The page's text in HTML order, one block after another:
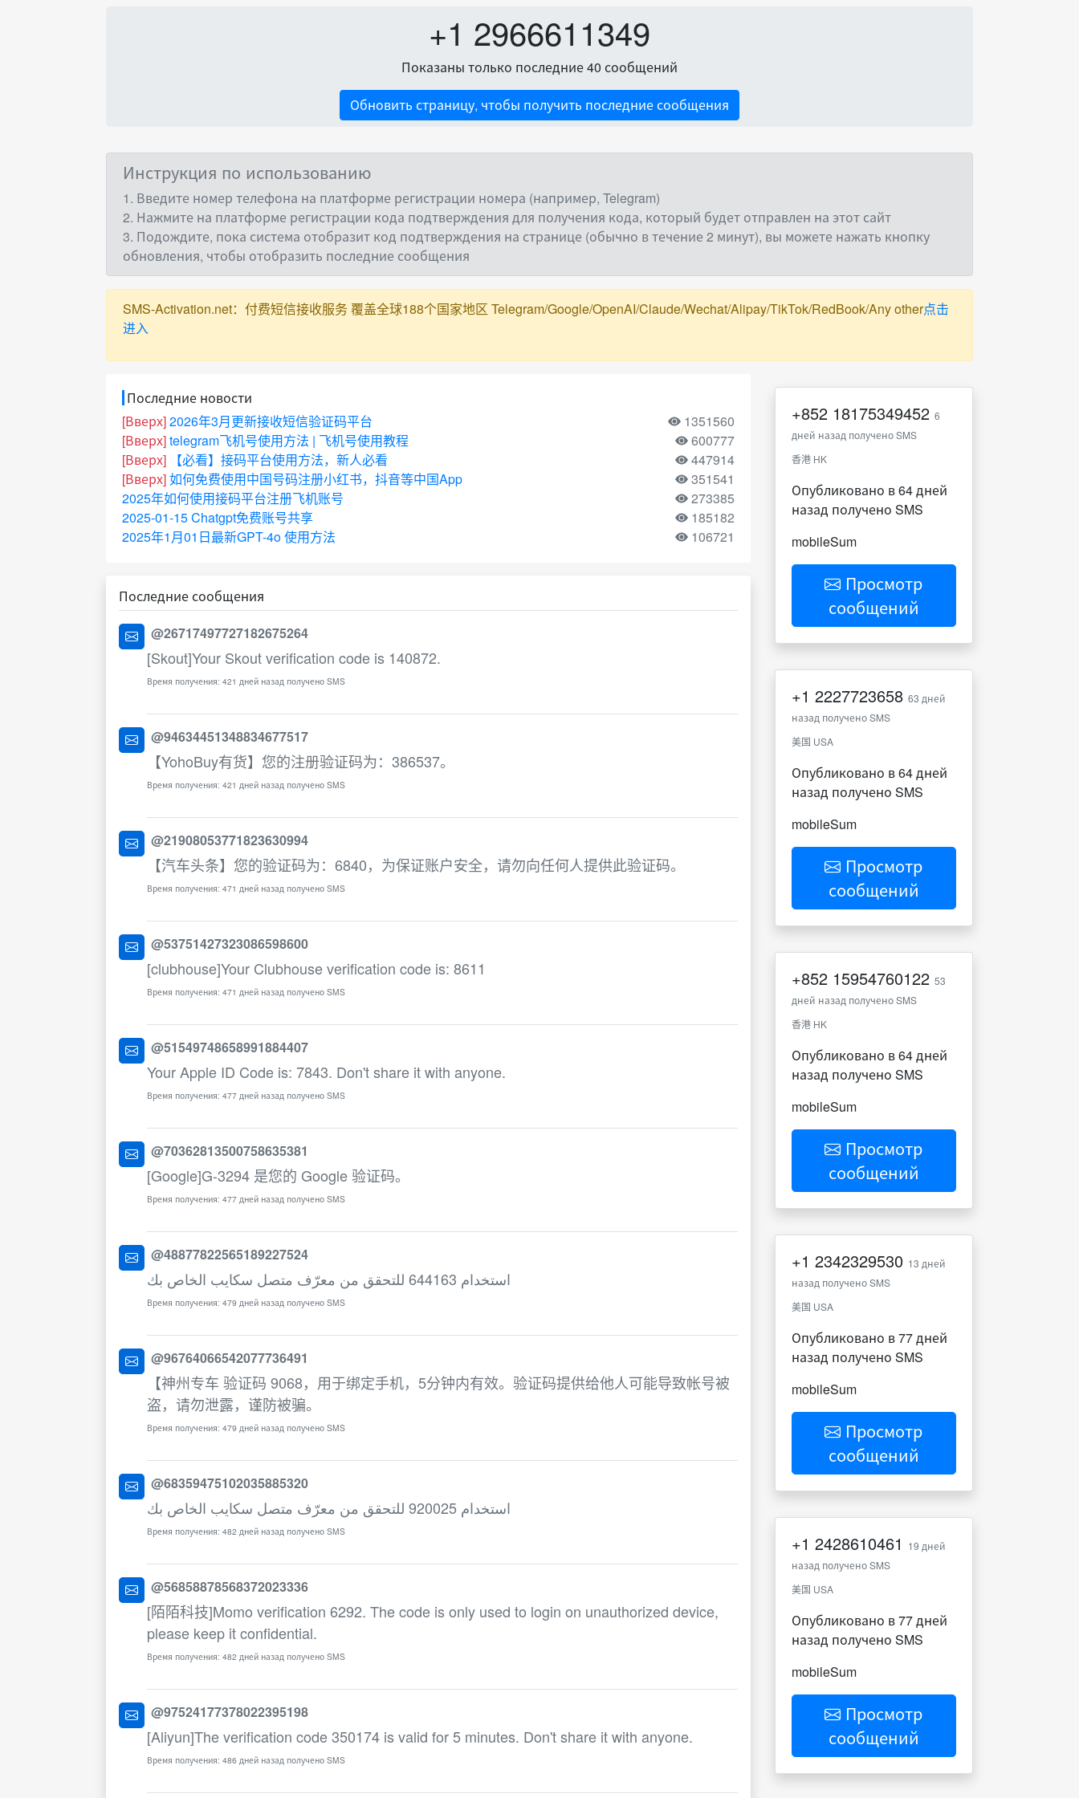
+1 2966611349
Показаны только последние 40 сообщений
Обновить страницу, чтобы получить последние сообщения
Инструкция по использованию
1. Введите номер телефона на платформе регистрации номера (например, Telegram)
2. Нажмите на платформе регистрации кода подтверждения для получения кода, который будет отправлен на этот сайт
3. Подождите, пока система отобразит код подтверждения на странице (обычно в течение 2 минут), вы можете нажать кнопку
обновления, чтобы отобразить последние сообщения
SMS-Activation.net：付费短信接收服务 覆盖全球188个国家地区 Telegram/Google/OpenAI/Claude/Wechat/Alipay/TikTok/RedBook/Any other点击
进入
Последние новости
[Вверх]2026年3月更新接收短信验证码平台
1351560
[Вверх]telegram飞机号使用方法 | 飞机号使用教程
600777
[Вверх]
【必看】接码平台使用方法，新人必看
447914
[Вверх]如何免费使用中国号码注册小红书，抖音等中国App
351541
2025年如何使用接码平台注册飞机账号
273385
2025-01-15 Chatgpt免费账号共享
185182
2025年1月01日最新GPT-4o 使用方法
106721
Последние сообщения
@26717497727182675264
[Skout]Your Skout verification code is 140872.
Время получения: 421 дней назад получено SMS
@94634451348834677517
【YohoBuy有货】您的注册验证码为：386537。
Время получения: 421 дней назад получено SMS
@21908053771823630994
【汽车头条】您的验证码为：6840，为保证账户安全，请勿向任何人提供此验证码。
Время получения: 471 дней назад получено SMS
@53751427323086598600
[clubhouse]Your Clubhouse verification code is: 8611
Время получения: 471 дней назад получено SMS
@51549748658991884407
Your Apple ID Code is: 7843. Don't share it with anyone.
Время получения: 477 дней назад получено SMS
@70362813500758635381
[Google]G-3294 是您的 Google 验证码。
Время получения: 477 дней назад получено SMS
@48877822565189227524
استخدام 644163 للتحقق من معرّف متصل سكايب الخاص بك
Время получения: 479 дней назад получено SMS
@96764066542077736491
【神州专车 验证码 9068，用于绑定手机，5分钟内有效。验证码提供给他人可能导致帐号被
盗，请勿泄露，谨防被骗。
Время получения: 479 дней назад получено SMS
@68359475102035885320
استخدام 920025 للتحقق من معرّف متصل سكايب الخاص بك
Время получения: 482 дней назад получено SMS
@56858878568372023336
[陌陌科技]Momo verification 6292. The code is only used to login on unauthorized device,
please keep it confidential.
Время получения: 482 дней назад получено SMS
@97524177378022395198
[Aliyun]The verification code 350174 is valid for 5 minutes. Don't share it with anyone.
Время получения: 486 дней назад получено SMS
+852 18175349452 6
дней назад получено SMS
香港 HK
Опубликовано в 64 дней
назад получено SMS
mobileSum
Просмотр
сообщений
+1 2227723658 63 дней
назад получено SMS
美国 USA
Опубликовано в 64 дней
назад получено SMS
mobileSum
Просмотр
сообщений
+852 15954760122 53
дней назад получено SMS
香港 HK
Опубликовано в 64 дней
назад получено SMS
mobileSum
Просмотр
сообщений
+1 2342329530 13 дней
назад получено SMS
美国 USA
Опубликовано в 77 дней
назад получено SMS
mobileSum
Просмотр
сообщений
+1 2428610461
19 дней
назад получено SMS
美国 USA
Опубликовано в 77 дней
назад получено SMS
mobileSum
Просмотр
сообщений